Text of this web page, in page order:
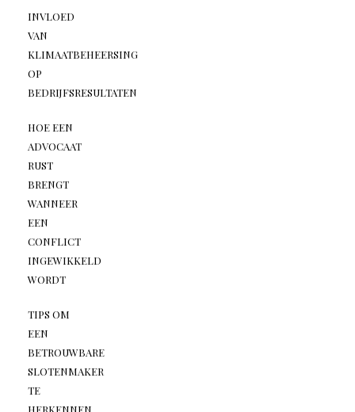
INVLOED
VAN
KLIMAATBEHEERSING
OP
BEDRIJFSRESULTATEN
HOE EEN
ADVOCAAT
RUST
BRENGT
WANNEER
EEN
CONFLICT
INGEWIKKELD
WORDT
TIPS OM
EEN
BETROUWBARE
SLOTENMAKER
TE